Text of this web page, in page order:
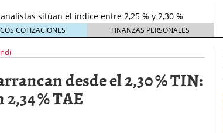
sitúan el índice entre 2,25 % y 2,30 %
el sobreendeudamiento inmobiliario
COTIZACIONES FINANZAS PERSONALES
desde el 2,30 % TIN:
% TAE